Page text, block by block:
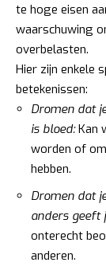
te hoge eisen
waarschuwing
overbelasten.
Hier zijn enkele
betekenissen:
Dromen dat
is bloed:Kan
worden of
hebben.
Dromen dat
anders geeft
onterecht
anderen.